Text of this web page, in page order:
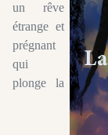
un rêve
étrange et
prégnant
qui
plonge la